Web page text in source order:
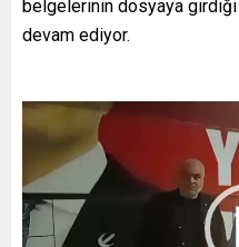
belgelerinin dosyaya
devam ediyor.
Video
oynatıcı